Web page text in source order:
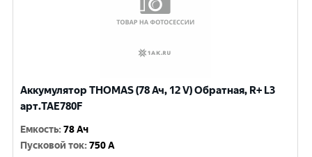
Аккумулятор THOMAS (78 Ач, 12 V) Обратная, R+ L3
арт.TAE780F
Емкость:78 Ач
Пусковой ток:750 A